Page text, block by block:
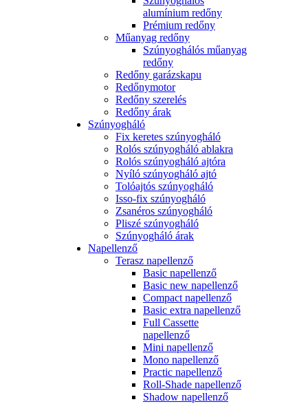
alumínium redőny
Prémium redőny
Műanyag redőny
Szúnyoghálós műanyag
redőny
Redőny garázskapu
Redőnymotor
Redőny szerelés
Redőny árak
Szúnyogháló
Fix keretes szúnyogháló
Rolós szúnyogháló ablakra
Rolós szúnyogháló ajtóra
Nyíló szúnyogháló ajtó
Tolóajtós szúnyogháló
Isso-fix szúnyogháló
Zsanéros szúnyogháló
Pliszé szúnyogháló
Szúnyogháló árak
Napellenző
Terasz napellenző
Basic napellenző
Basic new napellenző
Compact napellenző
Basic extra napellenző
Full Cassette
napellenző
Mini napellenző
Mono napellenző
Practic napellenző
Roll-Shade napellenző
Shadow napellenző